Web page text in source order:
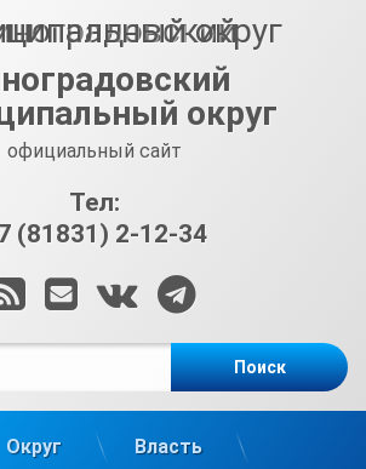
округ
официальный сайт
Тел:
(81831) 2-12-34
RSSE-mailВКонтакте
Telegram
Округ Власть